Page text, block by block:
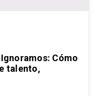
Cómo
talento,